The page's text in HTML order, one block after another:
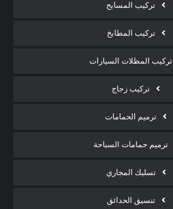
تركيب المسابح
تركيب المطابخ
تركيب المظلات السيارات
تركيب زجاج
ترميم الحمامات
ترميم حمامات السباحة
تسليك المجاري
تنسيق الحدائق